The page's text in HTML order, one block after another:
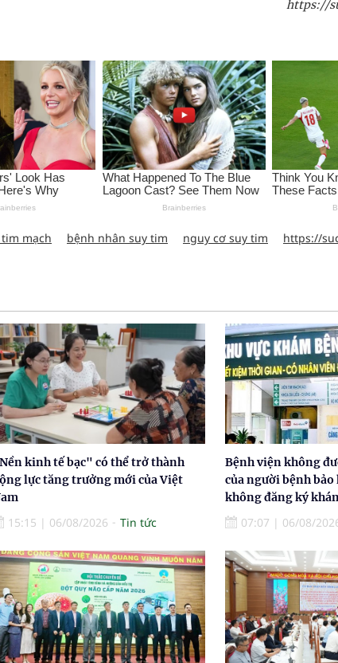
https://
mạch bệnh nhân suy tim nguy cơ suy tim https://
kinh tế bạc" có thể trở thành
lực tăng trưởng mới của Việt
15:15 | 06/08/2026 Tin tức
Bệnh viện không
của người bệnh bảo
không đăng ký
07:07 | 06/08/